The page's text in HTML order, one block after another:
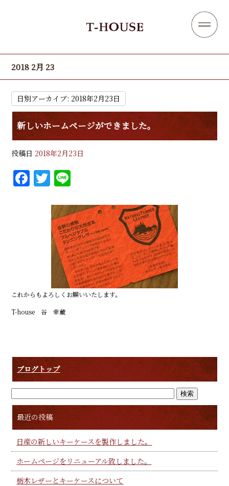
2018 2月 23
日別アーカイブ: 2018年2月23日
新しいホームページができました。
投稿日 2018年2月23日
F
a
k
T
w
it
te
r
e
これからもよろしくお願いいたします。
T-house 谷 幸蔵
ブログトップ
最近の投稿
日産の新しいキーケースを製作しました。
ホームページをリニューアル致しました。
栃木レザーとキーケースについて